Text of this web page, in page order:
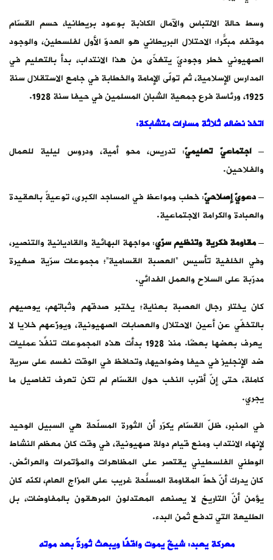
وسط حالة الالتباس والآمال الكاذبة بوعود بريطانيا، حسم القسّام
موقفه مبكّرًا: الاحتلال البريطاني هو العدوّ الأول لفلسطين، والوجود
الصهيوني خطر وجوديّ يتغذّى من هذا الانتداب، بدأ بالتعليم في
المدارس الإسلامية، ثم تولّى الإمامة والخطابة في جامع الاستقلال سنة
1925، ورئاسة فرع جمعية الشبان المسلمين في حيفا سنة 1928.
اتخذ نضاله ثلاثة مسارات متشابكة:
–اجتماعيّ تعليميّ: تدريس، محو أمية، ودروس ليلية للعمال
والفلاحين.
–دعويّ إصلاحيّ: خطب ومواعظ في المساجد الكبرى، توعيةٌ بالعقيدة
والعبادة والكرامة الاجتماعية.
–مقاومة فكرية وتنظيم سرّي: مواجهة البهائية والقاديانية والتنصير،
وفي الخلفية تأسيس “العصبة القسامية”؛ مجموعات سرّية صغيرة
مدرّبة على السلاح والعمل الفدائي.
كان يختار رجال العصبة بعناية؛ يختبر صدقهم وثباتهم، يوصيهم
بالتخفّي عن أعين الاحتلال والعصابات الصهيونية، ويوزّعهم خلايا لا
يعرف بعضها بعضًا. منذ 1928 بدأت هذه المجموعات تنفّذ عملياتٍ
ضد الإنجليز في حيفا وضواحيها، وتحافظ في الوقت نفسه على سرية
كاملة، حتى إنّ أقرب النخب حول القسّام لم تكن تعرف تفاصيل ما
يجري.
في المنبر، ظلّ القسّام يكرّر أن الثورة المسلّحة هي السبيل الوحيد
لإنهاء الانتداب ومنع قيام دولة صهيونية، في وقت كان معظم النشاط
الوطني الفلسطيني يقتصر على المظاهرات والمؤتمرات والعرائض.
كان يدرك أنّ خطّ المقاومة المسلّحة غريبٌ على المزاج العام، لكنّه كان
يؤمن أنّ التاريخ لا يصنعه المعتدلون المرهقون بالمفاوضات، بل
الطليعة التي تدفع ثمن البدء.
معركة يعبد: شيخٌ يموت واقفًا ويبعث ثورةً بعد موته